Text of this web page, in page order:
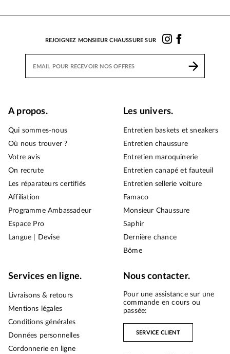
REJOIGNEZ MONSIEUR CHAUSSURE SUR
A propos.
Qui sommes-nous
Où nous trouver ?
Votre avis
On recrute
Les réparateurs certifiés
Affiliation
Programme Ambassadeur
Espace Pro
Langue | Devise
Les univers.
Entretien baskets et sneakers
Entretien chaussure
Entretien maroquinerie
Entretien canapé et fauteuil
Entretien sellerie voiture
Famaco
Monsieur Chaussure
Saphir
Dernière chance
Bōme
Services en ligne.
Livraisons & retours
Mentions légales
Conditions générales
Données personnelles
Cordonnerie en ligne
Nous contacter.
Pour une assistance sur une
commande en cours ou
passée:
SERVICE CLIENT